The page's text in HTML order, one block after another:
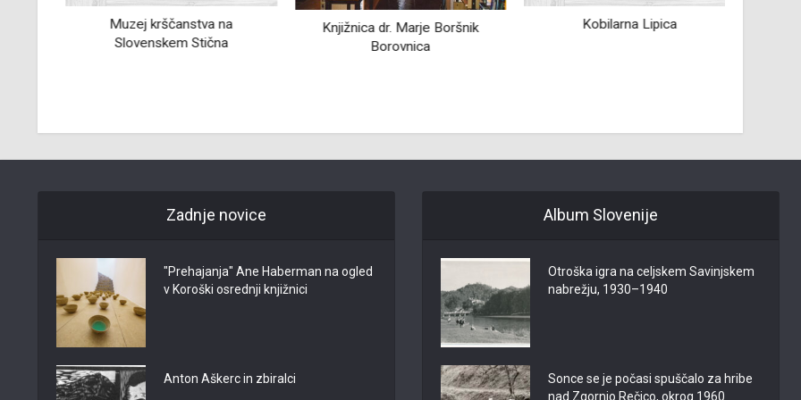
Muzej krščanstva na
Slovenskem Stična
Knjižnica dr. Marje Boršnik
Borovnica
Kobilarna Lipica
Zadnje novice
"Prehajanja" Ane Haberman na ogled
v Koroški osrednji knjižnici
Anton Aškerc in zbiralci
Album Slovenije
Otroška igra na celjskem Savinjskem
nabrežju, 1930–1940
Sonce se je počasi spuščalo za hribe
nad Zgornjo Rečico, okrog 1960